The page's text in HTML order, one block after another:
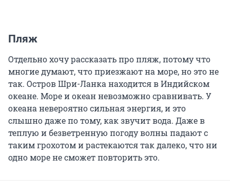
Пляж
Отдельно хочу рассказать про пляж, потому что
многие думают, что приезжают на море, но это не
так. Остров Шри-Ланка находится в Индийском
океане. Море и океан невозможно сравнивать. У
океана невероятно сильная энергия, и это
слышно даже по тому, как звучит вода. Даже в
теплую и безветренную погоду волны падают с
таким грохотом и растекаются так далеко, что ни
одно море не сможет повторить это.